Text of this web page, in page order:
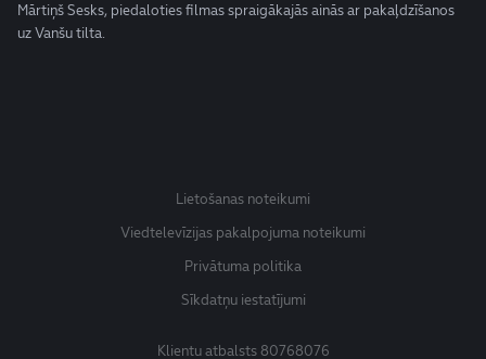
Mārtiņš Sesks, piedaloties filmas spraigākajās ainās ar pakaļdzīšanos
uz Vanšu tilta.
Lietošanas noteikumi
Viedtelevīzijas pakalpojuma noteikumi
Privātuma politika
Sīkdatņu iestatījumi
Klientu atbalsts80768076